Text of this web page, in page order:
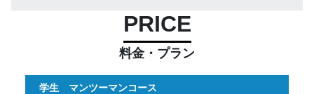
PRICE
料金・プラン
学生 マンツーマンコース